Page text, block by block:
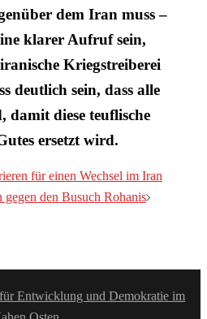
dem Iran muss –
klarer Aufruf sein,
Kriegstreiberei
deutlich sein, dass alle
damit diese teuflische
ersetzt wird.
für einen Wechsel im Iran
den Busuch Rohanis
Entwicklung und Demokratie im